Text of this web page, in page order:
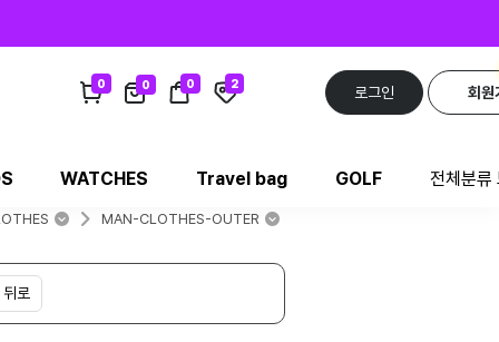
0 0 0 2
로그인 회원
WATCHES Travel bag GOLF 전체분류
MAN-CLOTHES-OUTER
뒤로